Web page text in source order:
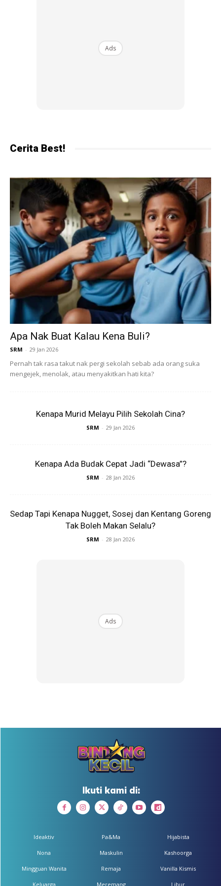
Ads
dan rancangannya? Kena mulakan dari sekarang,”
tambahnya berkongsi.
Ads
Perkongsian itu sudah pastinya menerima pelbagai reaksi
daripada orang ramai malah ada yang sudah bersedia lebih
awal untuk tahun depan.
pada penghujung tahun ini malah membuat tabungan
Ads
Cerita Best!
Apa Nak Buat Kalau Kena Buli?
SRM - 29 Jan 2026
Pernah tak rasa takut nak pergi sekolah sebab ada orang suka
mengejek, menolak, atau menyakitkan hati kita?
Kenapa Murid Melayu Pilih Sekolah Cina?
SRM - 29 Jan 2026
Kenapa Ada Budak Cepat Jadi “Dewasa”?
SRM - 28 Jan 2026
Sedap Tapi Kenapa Nugget, Sosej dan Kentang Goreng
Tak Boleh Makan Selalu?
SRM - 28 Jan 2026
Ads
Ikuti kami di:
Ideaktiv
Nona
Mingguan Wanita
Keluarga
Pa&Ma
Maskulin
Remaja
Meremang
Hijabista
Kashoorga
Vanilla Kismis
Libur